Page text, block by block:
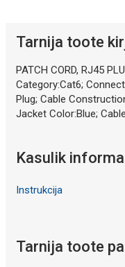
Tarnija toote
PATCH CORD, RJ45
Category:Cat6;
Plug; Cable
Jacket Color:Blue;
Kasulik
Instrukcija
Tarnija toote